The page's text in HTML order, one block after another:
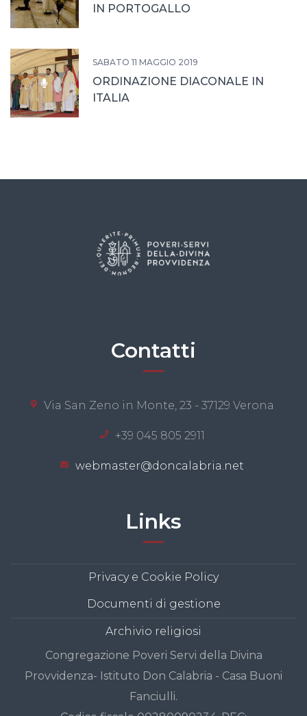
IN PORTOGALLO
SABATO 11 MAGGIO 2019
ORDINAZIONE DIACONALE IN
ITALIA
Contatti
Via San Zeno in Monte, 23 - 37129 Verona
+39 045 805 2911
webmaster@doncalabria.net
Links
Privacy e Cookie Policy
Documenti di gestione
Archivio religiosi
Congregazione Poveri Servi della Divina
Provvidenza- Istituto Don Calabria - Casa Buoni
Fanciulli.